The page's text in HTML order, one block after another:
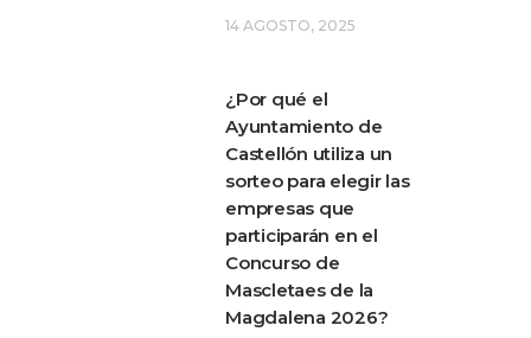
14 AGOSTO, 2025
¿Por qué el
Ayuntamiento de
Castellón utiliza un
sorteo para elegir las
empresas que
participarán en el
Concurso de
Mascletaes de la
Magdalena 2026?